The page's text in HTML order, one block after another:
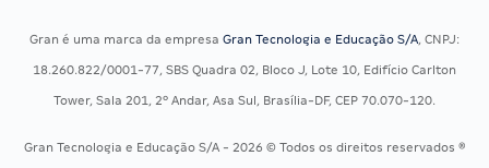
Concursos Saúde
Residência Multiprofissional
Gran é uma marca da empresa Gran Tecnologia e Educação S/A, CNPJ:
18.260.822/0001-77, SBS Quadra 02, Bloco J, Lote 10, Edifício Carlton
Tower, Sala 201, 2º Andar, Asa Sul, Brasília-DF, CEP 70.070-120.
Gran Tecnologia e Educação S/A - 2026 © Todos os direitos reservados ®